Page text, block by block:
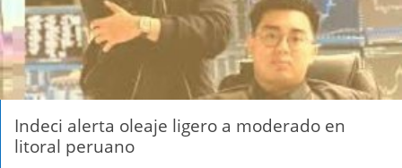
Indeci alerta oleaje ligero a moderado en
litoral peruano